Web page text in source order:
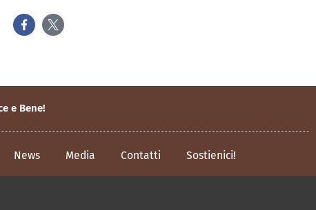
e Bene!
News Media Contatti Sostienici!